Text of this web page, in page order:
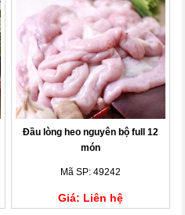
Đầu lòng heo nguyên bộ full 12
món
Mã SP: 49242
Giá: Liên hệ